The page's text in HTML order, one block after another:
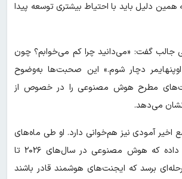
دلیل باید با احتیاط بیشتری توسعه پیدا
گفت: «می‌دانید چرا کم می‌خوابم؟ چون
دچار شوم.» این صحبت‌ها به‌وضوح
مطرح هوش مصنوعی را در خصوص از
اخیر آمودی نیز هم‌خوانی دارد. او طی ماه‌های
گذشته بارها هشدار داده که هوش مصنوعی در سال‌های ۲۰۲۶ تا
مرحله‌ای برسد که ایجنت‌های هوشمند قادر باشند